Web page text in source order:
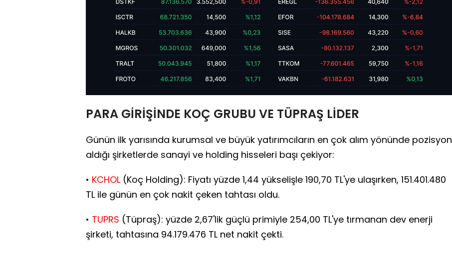
PARA GİRİŞİNDE KOÇ GRUBU VE TÜPRAŞ LİDER
Günün ilk yarısında kurumsal ve büyük yatırımcıların en çok alım yönünde pozisyon
aldığı şirketlerde sanayi ve holding hisseleri başı çekiyor:
• KCHOL (Koç Holding): Fiyatı yüzde 1,44 yükselişle 190,70 TL'ye ulaşırken, 151.401.480
TL ile günün en çok nakit çeken tahtası oldu.
• TUPRS (Tüpraş): yüzde 2,67'lik güçlü primiyle 254,00 TL'ye tırmanan dev enerji
şirketi, tahtasına 94.179.476 TL net nakit çekti.